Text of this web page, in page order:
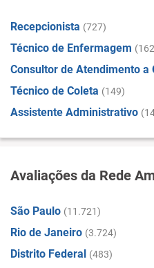
Recepcionista (727)
Técnico de Enfermagem
Consultor de Atendimento a
Técnico de Coleta (149)
Assistente Administrativo
Avaliações da Rede
São Paulo (11.721)
Rio de Janeiro (3.724)
Distrito Federal (483)